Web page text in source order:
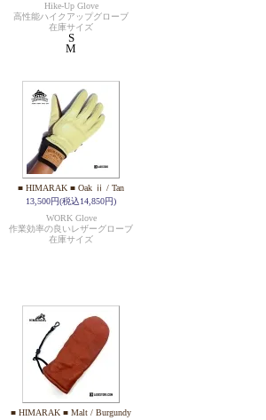
Hike-Up Glove
高性能ハイクアップグローブ
在庫サイズ
S
M
■ HIMARAK ■ Oak ⅱ / Tan
13,500円(税込14,850円)
WORK Glove
作業効率の良いレザーグローブ
在庫サイズ
■ HIMARAK ■ Malt / Burgundy